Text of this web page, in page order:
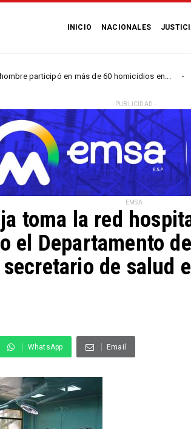
INICIO NACIONALES
en más de 60 homicidios en...
- PUBLICIDAD -
EMSA
toma la red
el Departamento
de salud
WhatsApp Email